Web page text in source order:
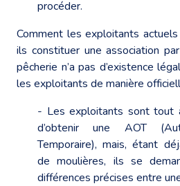
procéder.
Comment les exploitants
ils constituer une association
pêcherie n’a pas d’existence
les exploitants de manière
- Les exploitants sont tout
d’obtenir une AOT
Temporaire), mais, étant
de moulières, ils se
différences précises entre